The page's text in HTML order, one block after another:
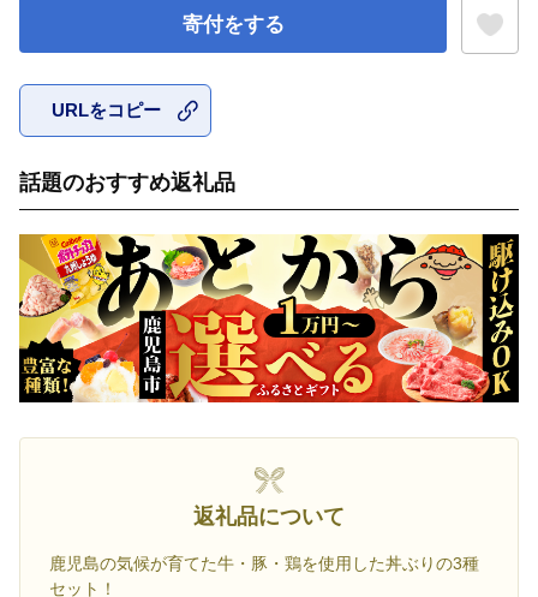
寄付をする
URLをコピー
話題のおすすめ返礼品
返礼品について
鹿児島の気候が育てた牛・豚・鶏を使用した丼ぶりの3種
セット！